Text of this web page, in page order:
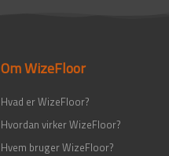
-
i
Om WizeFloor
Hvad er WizeFloor?
Hvordan virker WizeFloor?
Hvem bruger WizeFloor?